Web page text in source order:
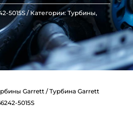
5015S Категории:Турбины,
Garrett/ Турбина Garrett
5015S